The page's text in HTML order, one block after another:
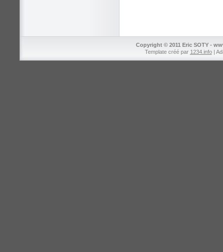
Copyright © 2011 Eric SOTY -
Template créé par 1234.info|